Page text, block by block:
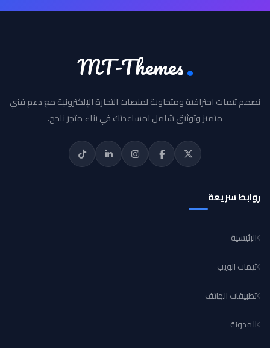
MT-Themes
نصمم ثيمات احترافية ومتجاوبة لمنصات التجارة الإلكترونية مع دعم فني
متميز وتوثيق شامل لمساعدتك في بناء متجر ناجح.
روابط سريعة
الرئيسية
ثيمات الويب
تطبيقات الهاتف
المدونة